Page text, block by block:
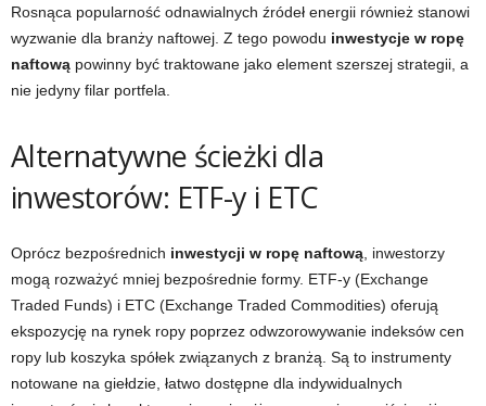
Rosnąca popularność odnawialnych źródeł energii również stanowi
wyzwanie dla branży naftowej. Z tego powodu inwestycje w ropę
naftową powinny być traktowane jako element szerszej strategii, a
nie jedyny filar portfela.
Alternatywne ścieżki dla
inwestorów: ETF-y i ETC
Oprócz bezpośrednich inwestycji w ropę naftową , inwestorzy
mogą rozważyć mniej bezpośrednie formy. ETF-y (Exchange
Traded Funds) i ETC (Exchange Traded Commodities) oferują
ekspozycję na rynek ropy poprzez odwzorowywanie indeksów cen
ropy lub koszyka spółek związanych z branżą. Są to instrumenty
notowane na giełdzie, łatwo dostępne dla indywidualnych